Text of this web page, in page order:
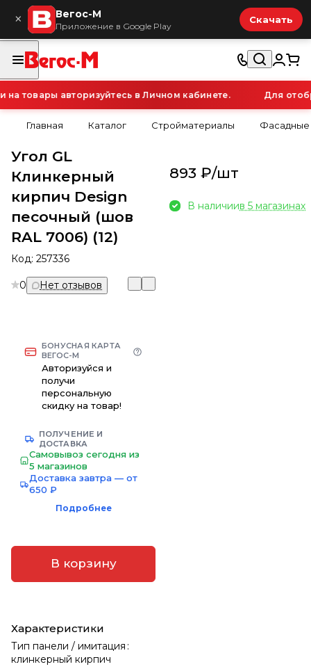
× Вегос-М
Приложение в Google Play
Скачать
товары авторизуйтесь в Личном кабинете. Для
Главная Каталог Стройматериалы Фасадные
Угол GL
Клинкерный
кирпич Design
песочный (шов
RAL 7006) (12)
Код: 257336
0 Нет отзывов
БОНУСНАЯ КАРТА
ВЕГОС-М
Авторизуйся и
получи
персональную
скидку на товар!
ПОЛУЧЕНИЕ И
ДОСТАВКА
Самовывоз сегодня из
5 магазинов
Доставка завтра — от
650 ₽
Подробнее
В корзину
Характеристики
Тип панели / имитация :
клинкерный кирпич
893 ₽/шт
В наличиив 5 магазинах